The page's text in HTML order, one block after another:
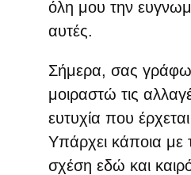
όλη μου την
αυτές.
Σήμερα, σας γράφω
μοιραστώ τις
ευτυχία που
Υπάρχει κάποια με
σχέση εδώ και